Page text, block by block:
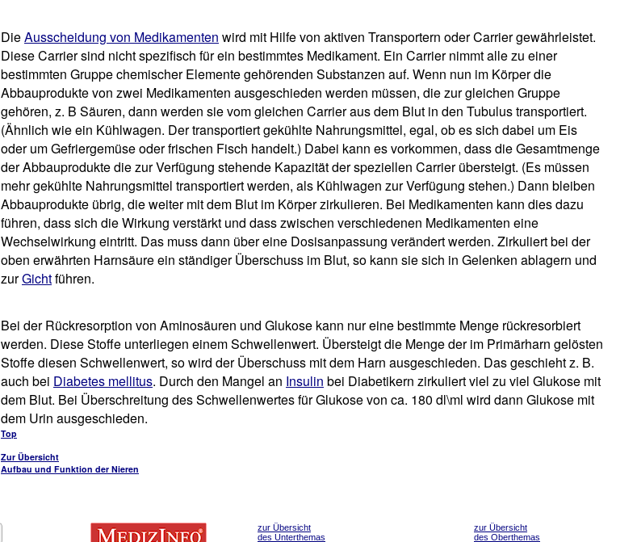
DieAusscheidung von Medikamenten wird mit Hilfe von aktiven Transportern oder Carrier gewährleistet.
Diese Carrier sind nicht spezifisch für ein bestimmtes Medikament. Ein Carrier nimmt alle zu einer
bestimmten Gruppe chemischer Elemente gehörenden Substanzen auf. Wenn nun im Körper die
Abbauprodukte von zwei Medikamenten ausgeschieden werden müssen, die zur gleichen Gruppe
gehören, z. B Säuren, dann werden sie vom gleichen Carrier aus dem Blut in den Tubulus transportiert.
(Ähnlich wie ein Kühlwagen. Der transportiert gekühlte Nahrungsmittel, egal, ob es sich dabei um Eis
oder um Gefriergemüse oder frischen Fisch handelt.) Dabei kann es vorkommen, dass die Gesamtmenge
der Abbauprodukte die zur Verfügung stehende Kapazität der speziellen Carrier übersteigt. (Es müssen
mehr gekühlte Nahrungsmittel transportiert werden, als Kühlwagen zur Verfügung stehen.) Dann bleiben
Abbauprodukte übrig, die weiter mit dem Blut im Körper zirkulieren. Bei Medikamenten kann dies dazu
führen, dass sich die Wirkung verstärkt und dass zwischen verschiedenen Medikamenten eine
Wechselwirkung eintritt. Das muss dann über eine Dosisanpassung verändert werden. Zirkuliert bei der
oben erwährten Harnsäure ein ständiger Überschuss im Blut, so kann sie sich in Gelenken ablagern und
zurGichtführen.
Bei der Rückresorption von Aminosäuren und Glukose kann nur eine bestimmte Menge rückresorbiert
werden. Diese Stoffe unterliegen einem Schwellenwert. Übersteigt die Menge der im Primärharn gelösten
Stoffe diesen Schwellenwert, so wird der Überschuss mit dem Harn ausgeschieden. Das geschieht z. B.
auch bei Diabetes mellitus. Durch den Mangel an Insulin bei Diabetikern zirkuliert viel zu viel Glukose mit
dem Blut. Bei Überschreitung des Schwellenwertes für Glukose von ca. 180 dl\ml wird dann Glukose mit
dem Urin ausgeschieden.
Top
Zur Übersicht
Aufbau und Funktion der Nieren
zur Übersicht
des Unterthemas
zur Übersicht
des Oberthemas